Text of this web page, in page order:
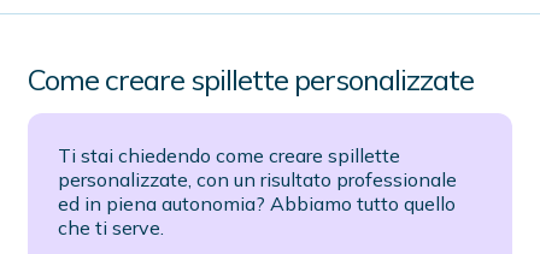
Come creare spillette personalizzate
Ti stai chiedendo come creare spillette
personalizzate, con un risultato professionale
ed in piena autonomia? Abbiamo tutto quello
che ti serve.